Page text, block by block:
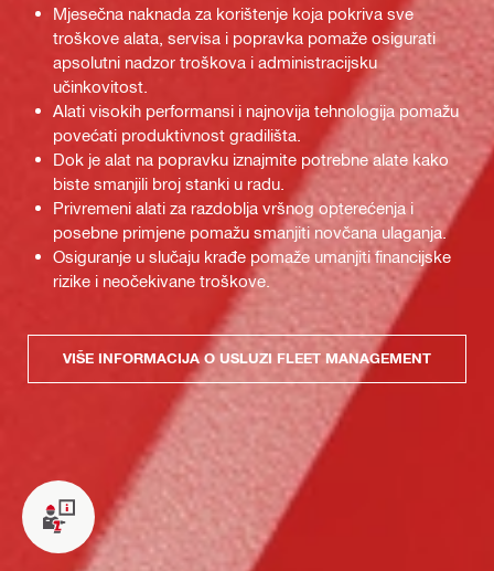
Mjesečna naknada za korištenje koja pokriva sve
troškove alata, servisa i popravka pomaže osigurati
apsolutni nadzor troškova i administracijsku
učinkovitost.
Alati visokih performansi i najnovija tehnologija pomažu
povećati produktivnost gradilišta.
Dok je alat na popravku iznajmite potrebne alate kako
biste smanjili broj stanki u radu.
Privremeni alati za razdoblja vršnog opterećenja i
posebne primjene pomažu smanjiti novčana ulaganja.
Osiguranje u slučaju krađe pomaže umanjiti financijske
rizike i neočekivane troškove.
VIŠE INFORMACIJA O USLUZI FLEET MANAGEMENT